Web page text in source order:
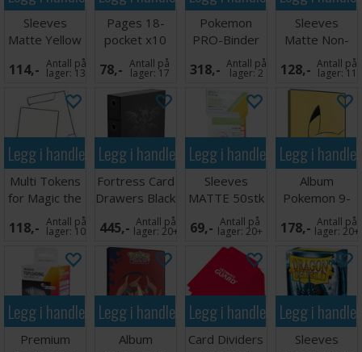
Sleeves
Matte Yellow
x100 66x91
114,- Antall på
lager: 13
Pages 18-
pocket x10
Grå
78,- Antall på
lager: 17
Pokemon
PRO-Binder
9-Pocket
Mega Chariza
318,- Antall på
lager:2
Sleeves
Matte Non-
Glare Black
128,- Antall på
lager: 11
Legg i handlekurven
Multi Tokens
for Magic the
Gathering
118,- Antall på
lager: 10
Legg i handlekurven
Fortress Card
Drawers Black
445,- Antall på
lager:20+
Legg i handlekurven
Sleeves
MATTE 50stk
59x91mm
69,- Antall på
lager:20+
Legg i
Album
Pokemon 9-
Pocket
Pikachu
178,- Antall på
lager:20+
Legg i handlekurven
Premium
Legg i handlekurven
Album
Legg i handlekurven
Card Dividers
Legg i
Sleeves